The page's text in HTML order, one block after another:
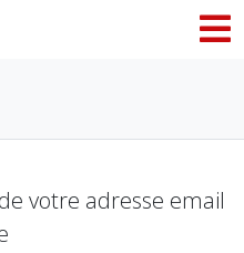
votre adresse email